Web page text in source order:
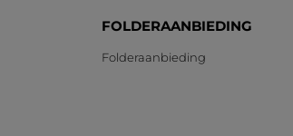
FOLDERAANBIEDING
Folderaanbieding